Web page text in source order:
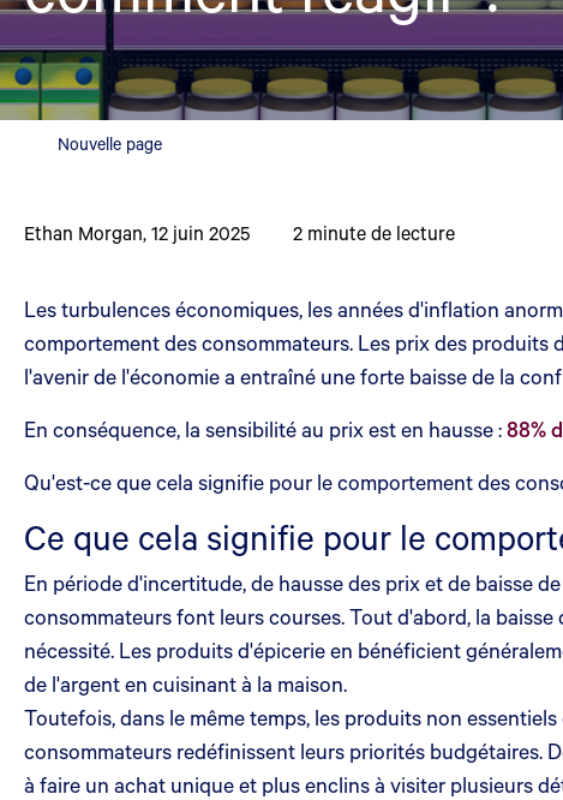
Nouvelle page
Ethan Morgan,12 juin 2025 2 minute de lecture
Les turbulences économiques, les années d'inflation
comportement des consommateurs. Les prix des
l'avenir de l'économie a entraîné une forte baisse de la
En conséquence, la sensibilité au prix est en hausse :88%
Qu'est-ce que cela signifie pour le comportement des
Ce que cela signifie pour le
En période d'incertitude, de hausse des prix et de baisse
consommateurs font leurs courses. Tout d'abord, la
nécessité. Les produits d'épicerie en bénéficient
de l'argent en cuisinant à la maison.
Toutefois, dans le même temps, les produits non
consommateurs redéfinissent leurs priorités budgétaires.
à faire un achat unique et plus enclins à visiter plusieurs